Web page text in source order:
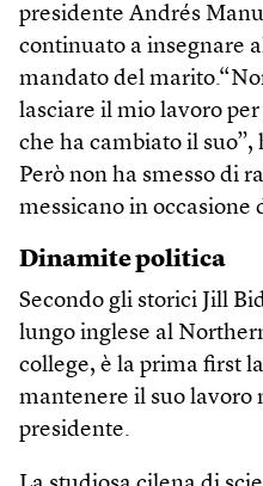
presidente Andrés
continuato a insegnare
mandato del
lasciare il mio lavoro
che ha cambiato il
Però non ha smesso di
messicano in
Dinamite politica
Secondo gli storici Jill
lungo inglese al
college, è la prima first
mantenere il suo lavoro
presidente.